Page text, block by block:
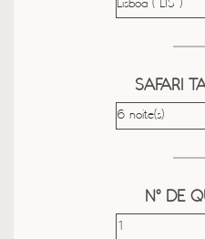
SAFARI
Nº DE